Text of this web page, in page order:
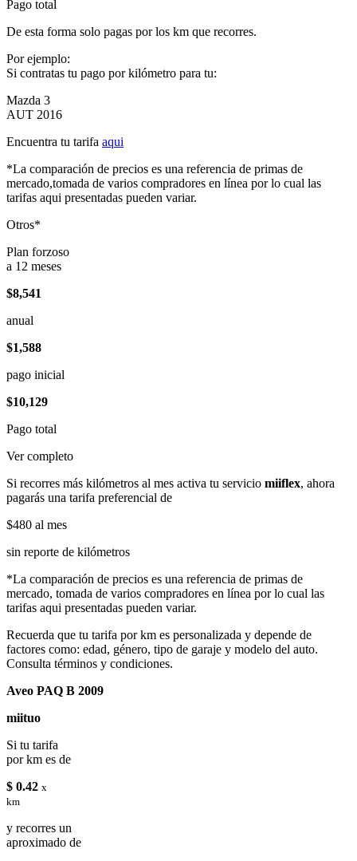
Pago total
De esta forma solo pagas por los km que recorres.
Por ejemplo:
Si contratas tu pago por kilómetro para tu:
Mazda 3
AUT 2016
Encuentra tu tarifa aqui
*La comparación de precios es una referencia de primas de
mercado,tomada de varios compradores en línea por lo cual las
tarifas aqui presentadas pueden variar.
Otros*
Plan forzoso
a 12 meses
$8,541
anual
$1,588
pago inicial
$10,129
Pago total
Ver completo
Si recorres más kilómetros al mes activa tu servicio miiflex, ahora
pagarás una tarifa preferencial de
$480 al mes
sin reporte de kilómetros
*La comparación de precios es una referencia de primas de
mercado, tomada de varios compradores en línea por lo cual las
tarifas aqui presentadas pueden variar.
Recuerda que tu tarifa por km es personalizada y depende de
factores como: edad, género, tipo de garaje y modelo del auto.
Consulta términos y condiciones.
Aveo PAQ B 2009
miituo
Si tu tarifa
por km es de
$ 0.42 x
km
y recorres un
aproximado de